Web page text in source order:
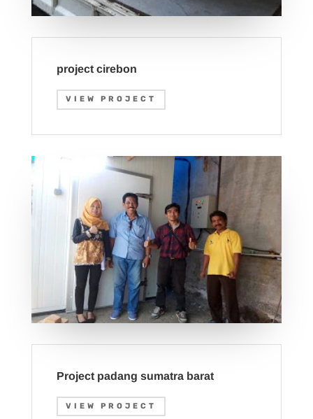
project cirebon
VIEW PROJECT
Project padang sumatra barat
VIEW PROJECT